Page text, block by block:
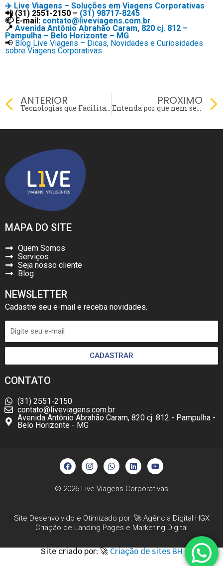
✈️ Live Viagens – Soluções em Viagens Corporativas
📲 (31) 2551-2150 – (31) 98717-8245
📫 E-mail: contato@liveviagens.com.br
📍 Avenida Antônio Abrahão Caram, 820 cj. 812 –
Pampulha – Belo Horizonte – MG
📢 Blog Live Viagens – Dicas, Novidades e Curiosidades
sobre Viagens Corporativas
Prev
ANTERIOR
Tecnologias que Facilitam o Trabalho Remoto Durante Viagens de Negócios
PROXIMO
Entenda por que nem sempre o mais rápido é o mais econômico
MAPA DO SITE
Quem Somos
Serviços
Seja nosso cliente
Blog
NEWSLETTER
Cadastre seu e-mail e receba novidades.
CADASTRAR
CONTATO
(31) 2551-2150
contato@liveviagens.com.br
Avenida Antônio Abrahão Caram, 820 cj. 812 - Pampulha -
Belo Horizonte - MG
F
a
c
b
I
n
s
a
m
W
h
a
s
L
i
n
e
n
Y
o
u
u
© 2026 Live Viagens Corporativas
Site Desenvolvido e Otimizado por: 🚀 Agência Digital HGX
Criação de Landing Pages e Marketing Digital
Site criado por: 🚀 Criação de sites BH